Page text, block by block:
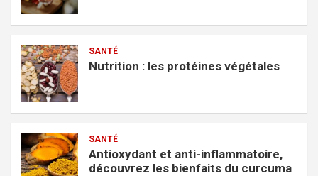
SANTÉ
Nutrition : les protéines végétales
SANTÉ
Antioxydant et anti-inflammatoire,
découvrez les bienfaits du curcuma